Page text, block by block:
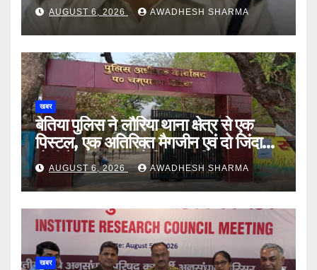
AUGUST 6, 2026 AWADHESH SHARMA
खबर
बेतिया पुलिस ने लौरिया थाना क्षेत्र से एक
पिस्टल, एक अतिरिक्त मैगजीन एवं दो जिंदा
गोली के साथ एक को गिरफ्तार दिया
AUGUST 6, 2026 AWADHESH SHARMA
खबर